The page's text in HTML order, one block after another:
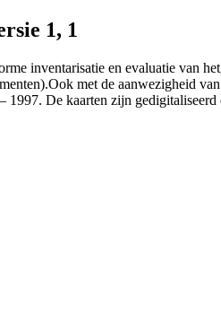
1, 1
inventarisatie en evaluatie van
met de aanwezigheid
De kaarten zijn